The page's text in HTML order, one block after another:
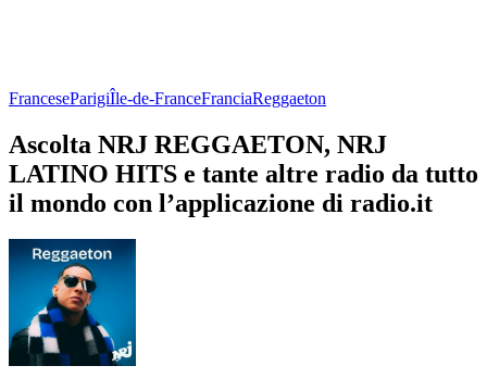
FranceseParigiÎle-de-FranceFranciaReggaeton
Ascolta NRJ REGGAETON, NRJ
LATINO HITS e tante altre radio da tutto
il mondo con l’applicazione di radio.it